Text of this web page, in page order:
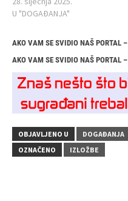
U "DOGAĐANJA"
AKO VAM SE SVIDIO NAŠ PORTAL –
AKO VAM SE SVIDIO NAŠ PORTAL –
OBJAVLJENO U
DOGAĐANJA
OZNAČENO
IZLOŽBE